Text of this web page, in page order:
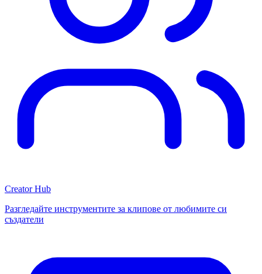
Creator Hub
Разгледайте инструментите за клипове от любимите си
създатели